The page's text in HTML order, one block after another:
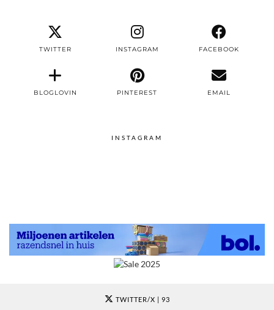
TWITTER INSTAGRAM FACEBOOK
BLOGLOVIN PINTEREST EMAIL
INSTAGRAM
TWITTER/X | 93